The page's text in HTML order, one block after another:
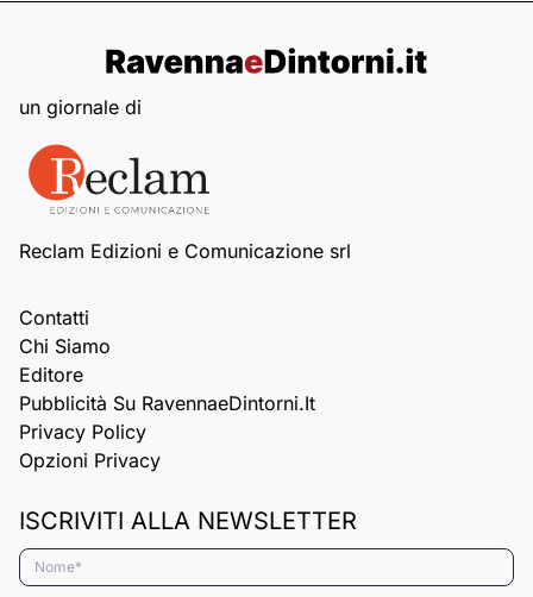
un giornale di
Reclam Edizioni e Comunicazione srl
Contatti
Chi Siamo
Editore
Pubblicità Su RavennaeDintorni.it
Privacy Policy
Opzioni Privacy
ISCRIVITI ALLA NEWSLETTER
Nome*